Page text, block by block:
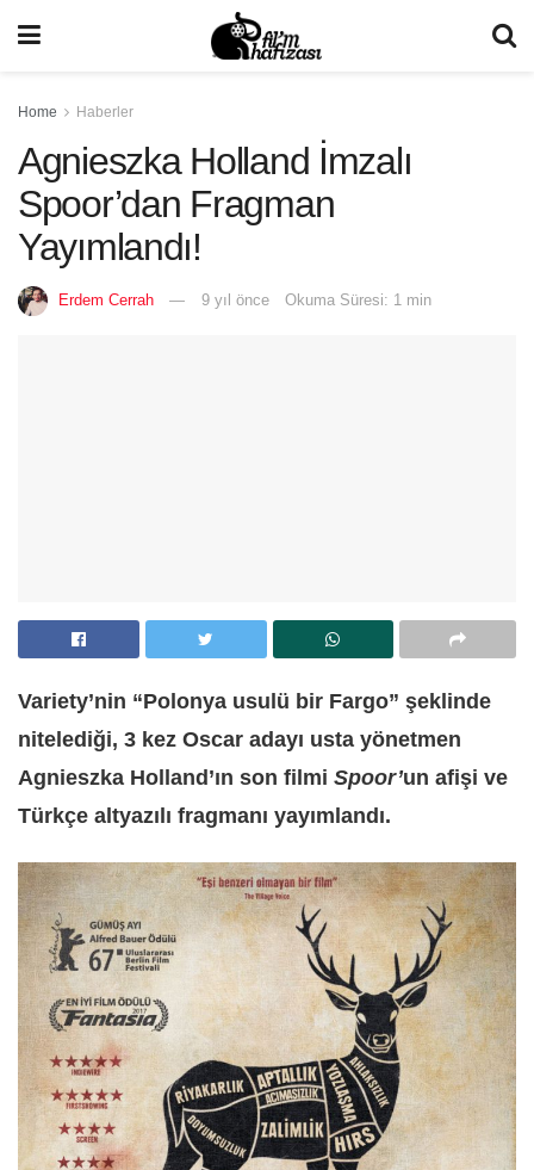
Home Haberler
Agnieszka Holland İmzalı
Spoor’dan Fragman
Yayımlandı!
Erdem Cerrah 9 yıl önce Okuma Süresi: 1 min
Variety’nin “Polonya usulü bir Fargo” şeklinde
nitelediği, 3 kez Oscar adayı usta yönetmen
Agnieszka Holland’ın son filmi Spoor’un afişi ve
Türkçe altyazılı fragmanı yayımlandı.